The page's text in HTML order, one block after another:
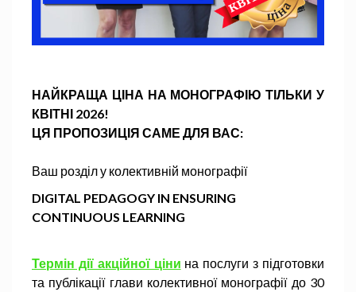
НАЙКРАЩА ЦІНА НА МОНОГРАФІЮ ТІЛЬКИ У
КВІТНІ 2026!
ЦЯ ПРОПОЗИЦІЯ САМЕ ДЛЯ ВАС:
Ваш розділ у колективній монографії
DIGITAL PEDAGOGY IN ENSURING
CONTINUOUS LEARNING
Термін дії акційної ціни на послуги з підготовки
та публікації глави колективної монографії до 30